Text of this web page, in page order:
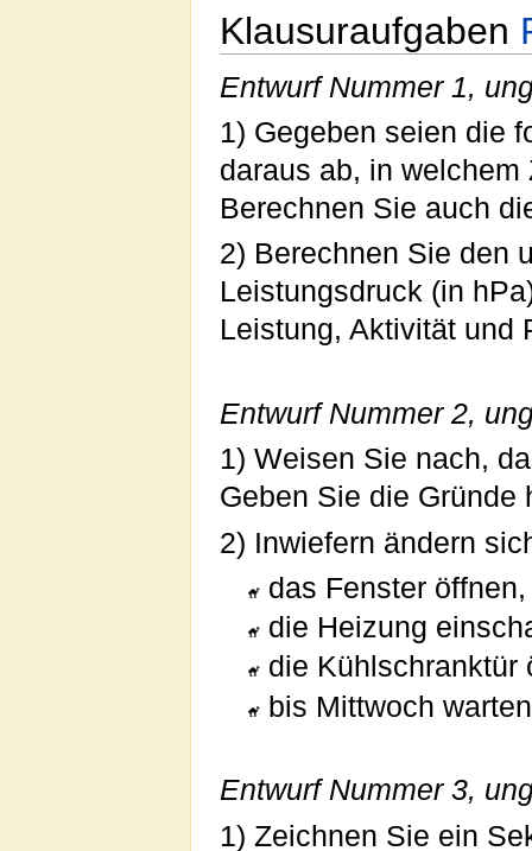
Klausuraufgaben
Entwurf Nummer 1,
1) Gegeben seien die
daraus ab, in
Berechnen Sie auch
2) Berechnen Sie den
Leistungsdruck (in
Leistung, Aktivität und
Entwurf Nummer 2,
1) Weisen Sie nach,
Geben Sie die Gründe
2) Inwiefern ändern
das Fenster öffnen,
die Heizung
die Kühlschranktür
bis Mittwoch
Entwurf Nummer 3,
1) Zeichnen Sie ein